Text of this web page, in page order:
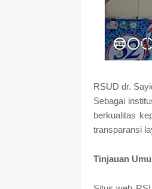
RSUD dr.
Sebagai
berkualitas
transparansi
Tinjauan